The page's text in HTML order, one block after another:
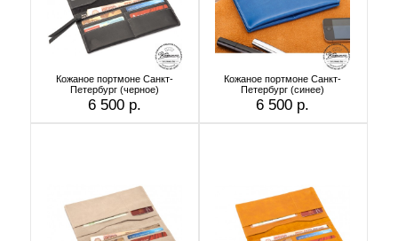
Кожаное портмоне Санкт-
Петербург (черное)
6 500 р.
Кожаное портмоне Санкт-
Петербург (синее)
6 500 р.